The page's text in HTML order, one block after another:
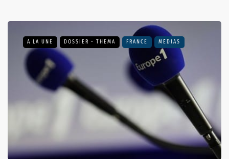
A LA UNE DOSSIER - THEMA FRANCE MÉDIAS